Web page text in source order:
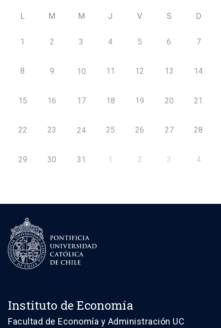
L M M J V S D
1 2 3 4 5 6 7
8 9 10 11 12 13 14
15 16 17 18 19 20 21
22 23 24 25 26 27 28
29 30 31 1 2 3 4
Instituto de Economía
Facultad de Economía y Administración UC